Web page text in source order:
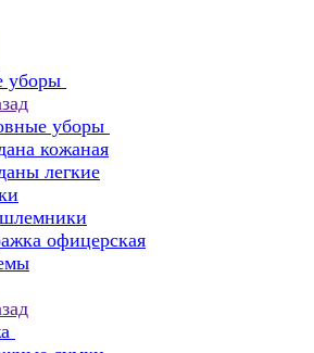
уборы
уборы
кожаная
легкие
офицерская